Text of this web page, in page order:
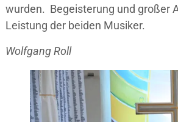
wurden. Begeisterung und großer
Leistung der beiden Musiker.
Wolfgang Roll